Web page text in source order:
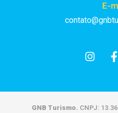
E-
GNB Turismo. CNPJ: